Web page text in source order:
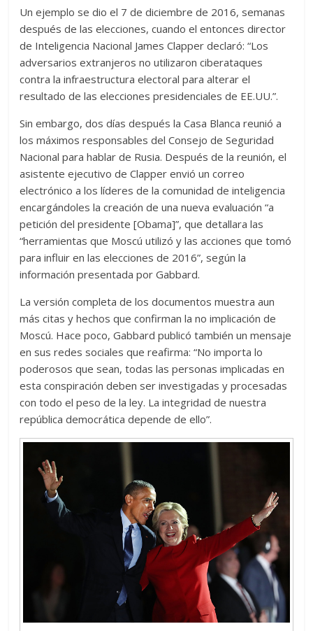
Un ejemplo se dio el 7 de diciembre de 2016, semanas
después de las elecciones, cuando el entonces director
de Inteligencia Nacional James Clapper declaró: “Los
adversarios extranjeros no utilizaron ciberataques
contra la infraestructura electoral para alterar el
resultado de las elecciones presidenciales de EE.UU.”.
Sin embargo, dos días después la Casa Blanca reunió a
los máximos responsables del Consejo de Seguridad
Nacional para hablar de Rusia. Después de la reunión, el
asistente ejecutivo de Clapper envió un correo
electrónico a los líderes de la comunidad de inteligencia
encargándoles la creación de una nueva evaluación “a
petición del presidente [Obama]”, que detallara las
“herramientas que Moscú utilizó y las acciones que tomó
para influir en las elecciones de 2016”, según la
información presentada por Gabbard.
La versión completa de los documentos muestra aun
más citas y hechos que confirman la no implicación de
Moscú. Hace poco, Gabbard publicó también un mensaje
en sus redes sociales que reafirma: “No importa lo
poderosos que sean, todas las personas implicadas en
esta conspiración deben ser investigadas y procesadas
con todo el peso de la ley. La integridad de nuestra
república democrática depende de ello”.